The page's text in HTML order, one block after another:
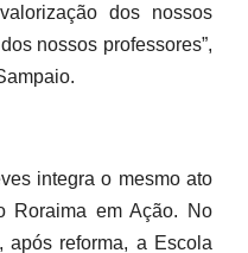
dos nossos
nossos professores”,
integra o mesmo ato
Roraima em Ação. No
após reforma, a Escola